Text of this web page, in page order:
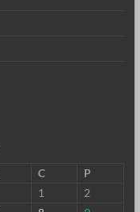
C
P
1
2